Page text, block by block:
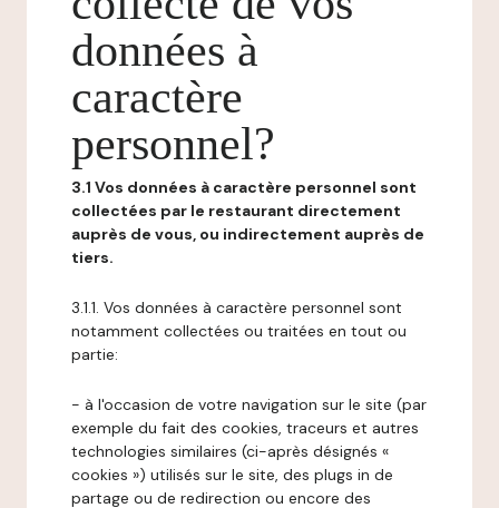
données à
caractère
personnel?
3.1 Vos données à caractère personnel sont
collectées par le restaurant directement
auprès de vous, ou indirectement auprès de
tiers.
3.1.1. Vos données à caractère personnel sont
notamment collectées ou traitées en tout ou
partie:
- à l'occasion de votre navigation sur le site (par
exemple du fait des cookies, traceurs et autres
technologies similaires (ci-après désignés «
cookies ») utilisés sur le site, des plugs in de
partage ou de redirection ou encore des